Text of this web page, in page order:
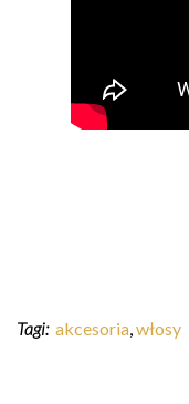
Tagi: akcesoria włosy